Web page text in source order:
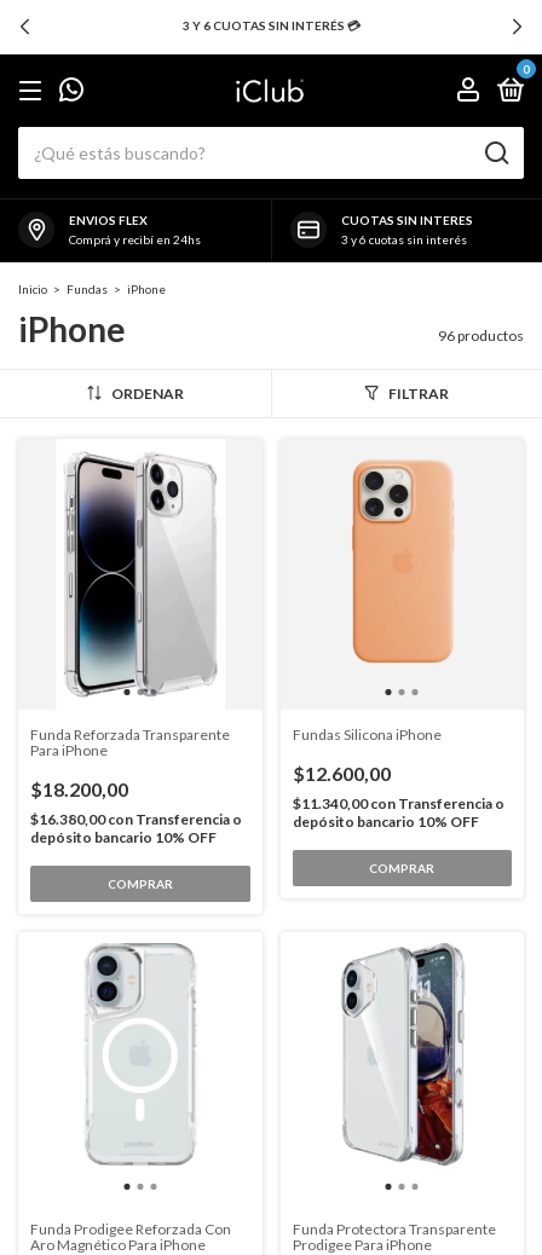
3 Y 6 CUOTAS SIN INTERÉS 💳
0
ENVIOS FLEX
Comprá y recibí en 24hs
CUOTAS SIN INTERES
3 y 6 cuotas sin interés
Inicio > Fundas > iPhone
iPhone 96 productos
ORDENAR FILTRAR
Funda Reforzada Transparente
Para iPhone
$18.200,00
$16.380,00con Transferencia o
depósito bancario 10% OFF
COMPRAR
Fundas Silicona iPhone
$12.600,00
$11.340,00con Transferencia o
depósito bancario 10% OFF
COMPRAR
Funda Prodigee Reforzada Con
Aro Magnético Para iPhone
Funda Protectora Transparente
Prodigee Para iPhone